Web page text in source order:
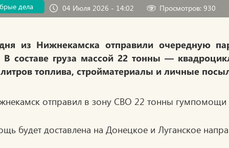
дела 04 Июля 2026 - 14:02 Просмотров: 930
из Нижнекамска отправили очередную
составе груза массой 22 тонны —
топлива, стройматериалы и личные
будет доставлена на Донецкое и Луганское